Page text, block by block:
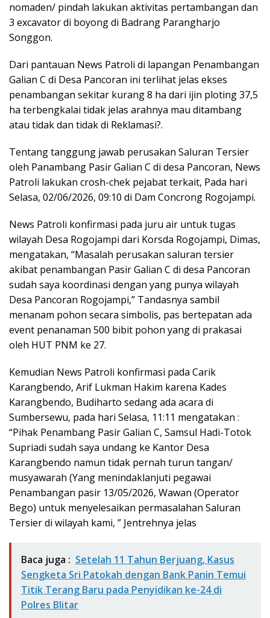
nomaden/ pindah lakukan aktivitas pertambangan dan
3 excavator di boyong di Badrang Parangharjo
Songgon.
Dari pantauan News Patroli di lapangan Penambangan
Galian C di Desa Pancoran ini terlihat jelas ekses
penambangan sekitar kurang 8 ha dari ijin ploting 37,5
ha terbengkalai tidak jelas arahnya mau ditambang
atau tidak dan tidak di Reklamasi?.
Tentang tanggung jawab perusakan Saluran Tersier
oleh Panambang Pasir Galian C di desa Pancoran, News
Patroli lakukan crosh-chek pejabat terkait, Pada hari
Selasa, 02/06/2026, 09:10 di Dam Concrong Rogojampi.
News Patroli konfirmasi pada juru air untuk tugas
wilayah Desa Rogojampi dari Korsda Rogojampi, Dimas,
mengatakan, “Masalah perusakan saluran tersier
akibat penambangan Pasir Galian C di desa Pancoran
sudah saya koordinasi dengan yang punya wilayah
Desa Pancoran Rogojampi,” Tandasnya sambil
menanam pohon secara simbolis, pas bertepatan ada
event penanaman 500 bibit pohon yang di prakasai
oleh HUT PNM ke 27.
Kemudian News Patroli konfirmasi pada Carik
Karangbendo, Arif Lukman Hakim karena Kades
Karangbendo, Budiharto sedang ada acara di
Sumbersewu, pada hari Selasa, 11:11 mengatakan :
“Pihak Penambang Pasir Galian C, Samsul Hadi-Totok
Supriadi sudah saya undang ke Kantor Desa
Karangbendo namun tidak pernah turun tangan/
musyawarah (Yang menindaklanjuti pegawai
Penambangan pasir 13/05/2026, Wawan (Operator
Bego) untuk menyelesaikan permasalahan Saluran
Tersier di wilayah kami, ” Jentrehnya jelas
Baca juga : Setelah 11 Tahun Berjuang, Kasus
Sengketa Sri Patokah dengan Bank Panin Temui
Titik Terang Baru pada Penyidikan ke-24 di
Polres Blitar